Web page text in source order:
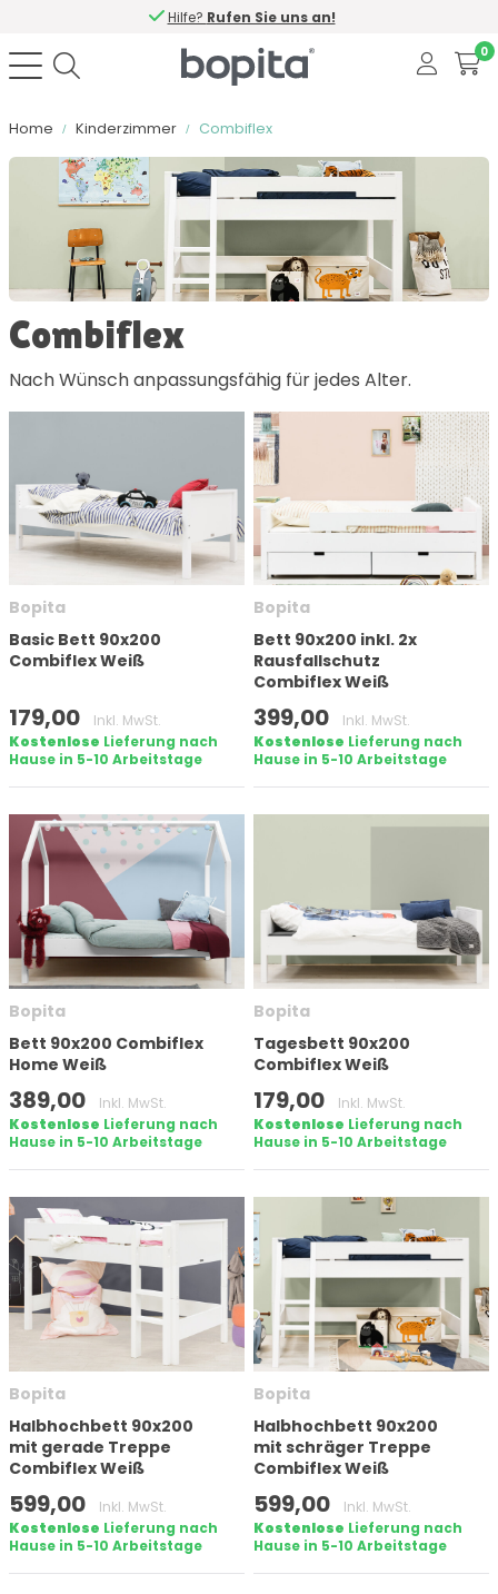
Hilfe? Rufen Sie uns an!
0
Home Kinderzimmer Combiflex
Sortieren nach
Material
Enthält Soft Close
Anzahl Türen
Matratzengröße (cm)
Höhe
Auf lager
Marke
Filter anwenden
Combiflex
Nach Wünsch anpassungsfähig für jedes Alter.
Bopita
Basic Bett 90x200
Combiflex Weiß
179,00
Inkl. MwSt.
Kostenlose Lieferung nach
Hause in 5-10 Arbeitstage
Bopita
Bett 90x200 inkl. 2x
Rausfallschutz
Combiflex Weiß
399,00
Inkl. MwSt.
Kostenlose Lieferung nach
Hause in 5-10 Arbeitstage
Bopita
Bett 90x200 Combiflex
Home Weiß
389,00
Inkl. MwSt.
Kostenlose Lieferung nach
Hause in 5-10 Arbeitstage
Bopita
Tagesbett 90x200
Combiflex Weiß
179,00
Inkl. MwSt.
Kostenlose Lieferung nach
Hause in 5-10 Arbeitstage
Bopita
Halbhochbett 90x200
mit gerade Treppe
Combiflex Weiß
599,00
Inkl. MwSt.
Kostenlose Lieferung nach
Hause in 5-10 Arbeitstage
Bopita
Halbhochbett 90x200
mit schräger Treppe
Combiflex Weiß
599,00
Inkl. MwSt.
Kostenlose Lieferung nach
Hause in 5-10 Arbeitstage